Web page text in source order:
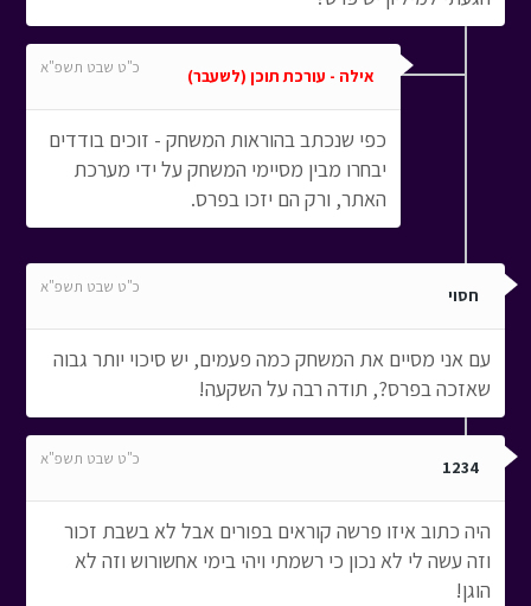
אילה - עורכת תוכן (לשעבר) כ"ט שבט תשפ"א
כפי שנכתב בהוראות המשחק - זוכים בודדים
יבחרו מבין מסיימי המשחק על ידי מערכת
האתר, ורק הם יזכו בפרס.
חסוי כ"ט שבט תשפ"א
עם אני מסיים את המשחק כמה פעמים, יש סיכוי יותר גבוה
שאזכה בפרס?, תודה רבה על השקעה!
1234 כ"ט שבט תשפ"א
היה כתוב איזו פרשה קוראים בפורים אבל לא בשבת זכור
וזה עשה לי לא נכון כי רשמתי ויהי בימי אחשורוש וזה לא
הוגן!